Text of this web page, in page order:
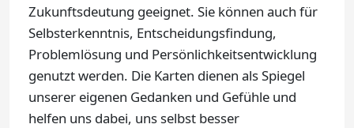
Zukunftsdeutung geeignet. Sie können auch für
Selbsterkenntnis, Entscheidungsfindung,
Problemlösung und Persönlichkeitsentwicklung
genutzt werden. Die Karten dienen als Spiegel
unserer eigenen Gedanken und Gefühle und
helfen uns dabei, uns selbst besser